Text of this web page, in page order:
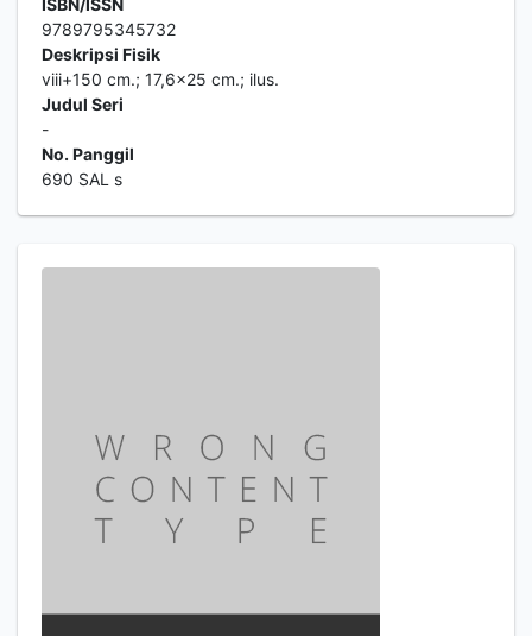
ISBN/ISSN
9789795345732
Deskripsi Fisik
viii+150 cm.; 17,6x25 cm.; ilus.
Judul Seri
-
No. Panggil
690 SAL s